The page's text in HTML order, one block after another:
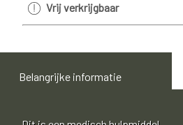
Vrij verkrijgbaar
Belangrijke informatie